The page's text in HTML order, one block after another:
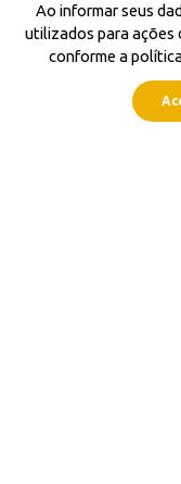
Ao informar seus
utilizados para ações
conforme a